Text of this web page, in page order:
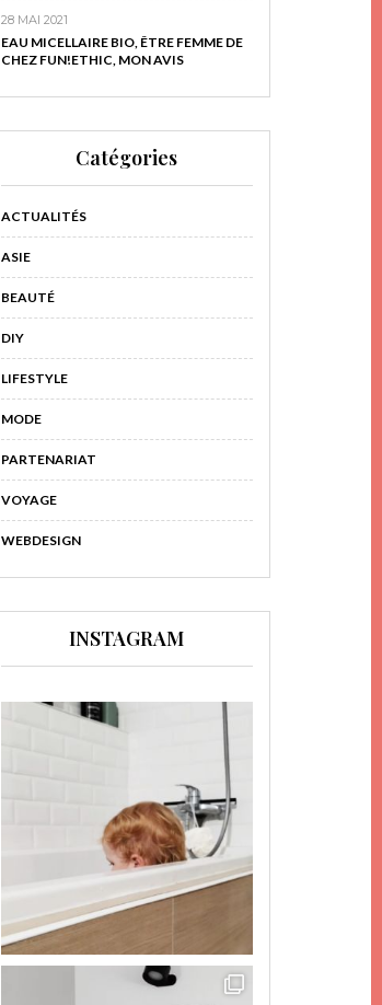
28 MAI 2021
EAU MICELLAIRE BIO, ÊTRE FEMME DE
CHEZ FUN!ETHIC, MON AVIS
Catégories
ACTUALITÉS
ASIE
BEAUTÉ
DIY
LIFESTYLE
MODE
PARTENARIAT
VOYAGE
WEBDESIGN
INSTAGRAM